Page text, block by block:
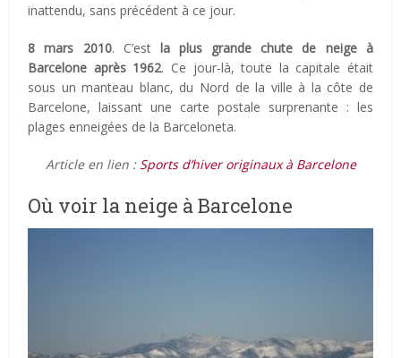
inattendu, sans précédent à ce jour.
8 mars 2010. C’est la plus grande chute de neige à
Barcelone après 1962. Ce jour-là, toute la capitale était
sous un manteau blanc, du Nord de la ville à la côte de
Barcelone, laissant une carte postale surprenante : les
plages enneigées de la Barceloneta.
Article en lien : Sports d’hiver originaux à Barcelone
Où voir la neige à Barcelone